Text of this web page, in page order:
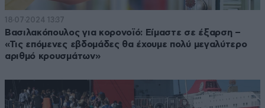
18·07·2024 13:37
Βασιλακόπουλος για κορονοϊό: Είμαστε σε έξαρση –
«Τις επόμενες εβδομάδες θα έχουμε πολύ μεγαλύτερο
αριθμό κρουσμάτων»